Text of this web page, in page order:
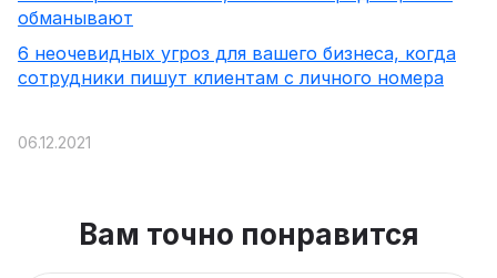
обманывают
6 неочевидных угроз для вашего бизнеса, когда
сотрудники пишут клиентам с личного номера
06.12.2021
Вам точно понравится